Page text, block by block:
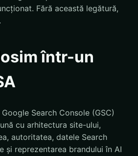
Fără această legătură,
într-un
Search Console (GSC)
cu arhitectura site-ului,
autoritatea, datele Search
și reprezentarea brandului în AI